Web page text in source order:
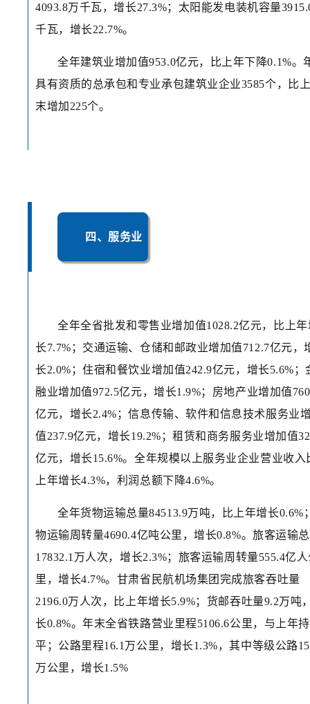
4093.8万千瓦，增长27.3%；太阳能发电装机容量
千瓦，增长22.7%。
全年建筑业增加值953.0亿元，比上年下降0.1%。
具有资质的总承包和专业承包建筑业企业3585个，比
末增加225个。
四、服务业
全年全省批发和零售业增加值1028.2亿元，比上年
长7.7%；交通运输、仓储和邮政业增加值712.7亿元，
长2.0%；住宿和餐饮业增加值242.9亿元，增长5.6%；
融业增加值972.5亿元，增长1.9%；房地产业增加值
亿元，增长2.4%；信息传输、软件和信息技术服务业
值237.9亿元，增长19.2%；租赁和商务服务业增加值
亿元，增长15.6%。全年规模以上服务业企业营业收入
上年增长4.3%，利润总额下降4.6%。
全年货物运输总量84513.9万吨，比上年增长0.6%
物运输周转量4690.4亿吨公里，增长0.8%。旅客运输
17832.1万人次，增长2.3%；旅客运输周转量555.4亿
里，增长4.7%。甘肃省民航机场集团完成旅客吞吐量
2196.0万人次，比上年增长5.9%；货邮吞吐量9.2万吨
长0.8%。年末全省铁路营业里程5106.6公里，与上年持
平；公路里程16.1万公里，增长1.3%，其中等级公路
万公里，增长1.5%